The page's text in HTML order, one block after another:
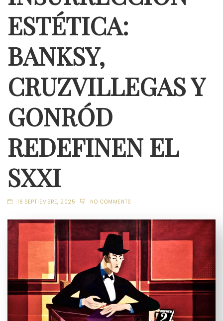
ESTÉTICA:
BANKSY,
CRUZVILLEGAS Y
GONRÓD
REDEFINEN EL
SXXI
16 SEPTIEMBRE, 2025 NO COMMENTS